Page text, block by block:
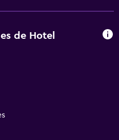
de Hotel